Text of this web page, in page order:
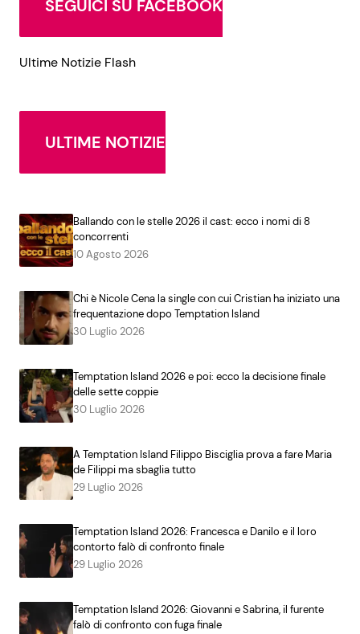
SEGUICI SU FACEBOOK
Ultime Notizie Flash
ULTIME NOTIZIE
Ballando con le stelle 2026 il cast: ecco i nomi di 8
concorrenti
10 Agosto 2026
Chi è Nicole Cena la single con cui Cristian ha iniziato una
frequentazione dopo Temptation Island
30 Luglio 2026
Temptation Island 2026 e poi: ecco la decisione finale
delle sette coppie
30 Luglio 2026
A Temptation Island Filippo Bisciglia prova a fare Maria
de Filippi ma sbaglia tutto
29 Luglio 2026
Temptation Island 2026: Francesca e Danilo e il loro
contorto falò di confronto finale
29 Luglio 2026
Temptation Island 2026: Giovanni e Sabrina, il furente
falò di confronto con fuga finale